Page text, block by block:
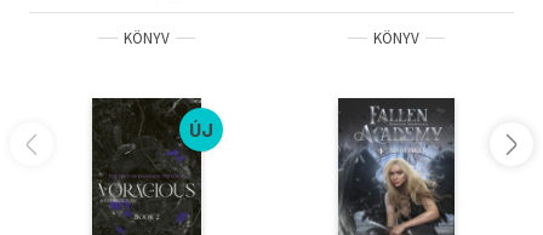
KÖNYV
ÚJ
KÖNYV